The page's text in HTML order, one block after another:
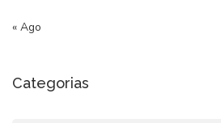
« Ago
Categorias